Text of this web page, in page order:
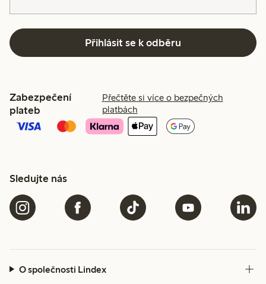
Přihlásit se k odběru
Zabezpečení
plateb
Přečtěte si více o bezpečných
platbách
Sledujte nás
O společnosti Lindex